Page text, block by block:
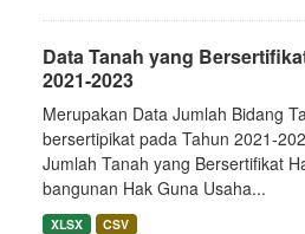
Data Tanah yang
2021-2023
Merupakan Data Jumlah Bidang
bersertipikat pada Tahun 2021-
Jumlah Tanah yang Bersertifikat
bangunan Hak Guna Usaha...
XLSX CSV